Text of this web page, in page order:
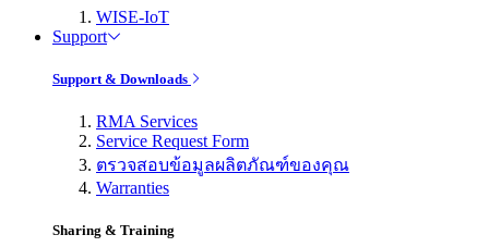
WISE-IoT
Support
Support & Downloads
RMA Services
Service Request Form
ตรวจสอบข้อมูลผลิตภัณฑ์ของคุณ
Warranties
Sharing & Training